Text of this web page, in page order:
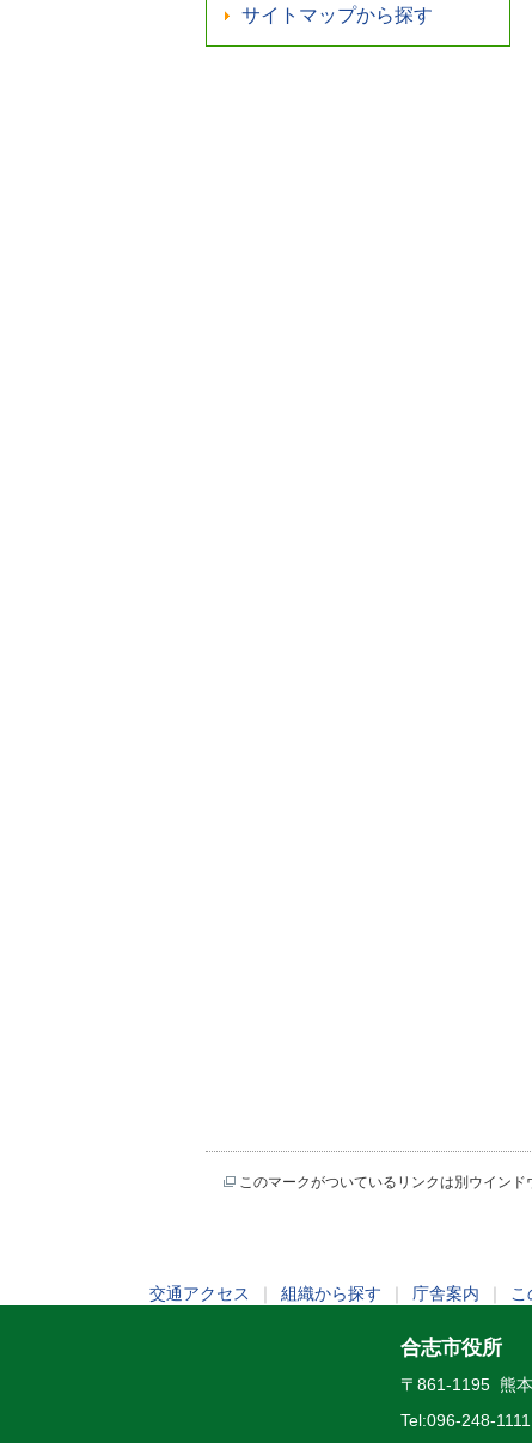
サイトマップから探す
このマークがついているリンクは別ウインド
交通アクセス 組織から探す 庁舎案内
合志市役所
〒861-1195 熊
Tel:096-248-1111